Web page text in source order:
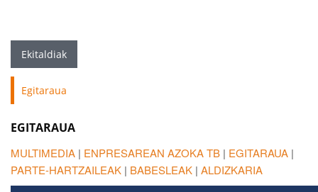
Ekitaldiak
Egitaraua
EGITARAUA
MULTIMEDIA | ENPRESAREAN AZOKA TB | EGITARAUA |
PARTE-HARTZAILEAK | BABESLEAK | ALDIZKARIA